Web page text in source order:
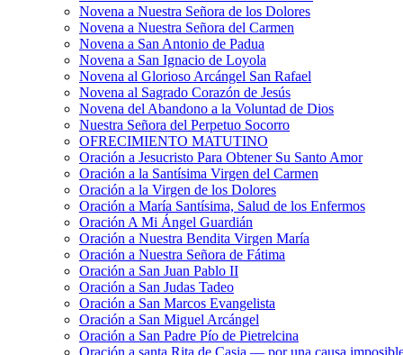
Novena a Nuestra Señora de los Dolores
Novena a Nuestra Señora del Carmen
Novena a San Antonio de Padua
Novena a San Ignacio de Loyola
Novena al Glorioso Arcángel San Rafael
Novena al Sagrado Corazón de Jesús
Novena del Abandono a la Voluntad de Dios
Nuestra Señora del Perpetuo Socorro
OFRECIMIENTO MATUTINO
Oración a Jesucristo Para Obtener Su Santo Amor
Oración a la Santísima Virgen del Carmen
Oración a la Virgen de los Dolores
Oración a María Santísima, Salud de los Enfermos
Oración A Mi Ángel Guardián
Oración a Nuestra Bendita Virgen María
Oración a Nuestra Señora de Fátima
Oración a San Juan Pablo II
Oración a San Judas Tadeo
Oración a San Marcos Evangelista
Oración a San Miguel Arcángel
Oración a San Padre Pío de Pietrelcina
Oración a santa Rita de Casia — por una causa